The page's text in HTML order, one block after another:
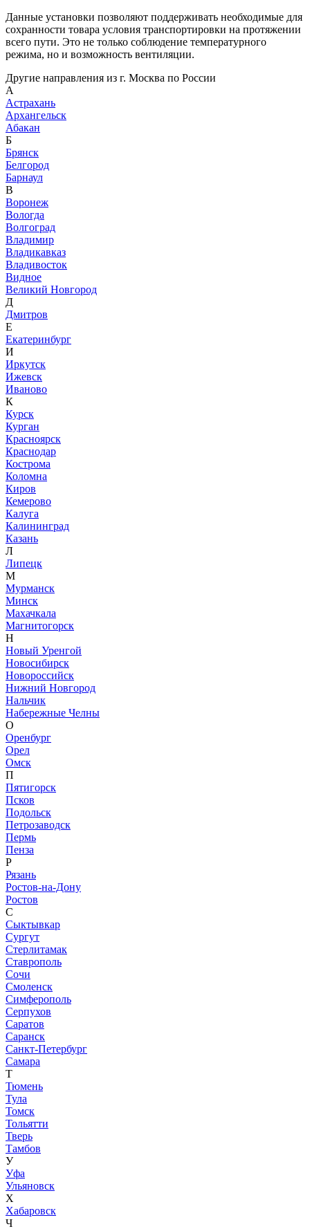
Данные установки позволяют поддерживать необходимые для
сохранности товара условия транспортировки на протяжении
всего пути. Это не только соблюдение температурного
режима, но и возможность вентиляции.
Другие направления из г. Москва по России
А
Астрахань
Архангельск
Абакан
Б
Брянск
Белгород
Барнаул
В
Воронеж
Вологда
Волгоград
Владимир
Владикавказ
Владивосток
Видное
Великий Новгород
Д
Дмитров
Е
Екатеринбург
И
Иркутск
Ижевск
Иваново
К
Курск
Курган
Красноярск
Краснодар
Кострома
Коломна
Киров
Кемерово
Калуга
Калининград
Казань
Л
Липецк
М
Мурманск
Минск
Махачкала
Магнитогорск
Н
Новый Уренгой
Новосибирск
Новороссийск
Нижний Новгород
Нальчик
Набережные Челны
О
Оренбург
Орел
Омск
П
Пятигорск
Псков
Подольск
Петрозаводск
Пермь
Пенза
Р
Рязань
Ростов-на-Дону
Ростов
С
Сыктывкар
Сургут
Стерлитамак
Ставрополь
Сочи
Смоленск
Симферополь
Серпухов
Саратов
Саранск
Санкт-Петербург
Самара
Т
Тюмень
Тула
Томск
Тольятти
Тверь
Тамбов
У
Уфа
Ульяновск
Х
Хабаровск
Ч